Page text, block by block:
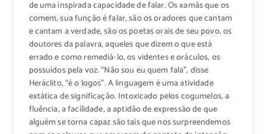
de uma inspirada capacidade de falar. Os xamãs que os
comem, sua função é falar, são os oradores que cantam
e cantam a verdade, são os poetas orais de seu povo, os
doutores da palavra, aqueles que dizem o que está
errado e como remediá-lo, os videntes e oráculos, os
possuídos pela voz. “Não sou eu quem fala”, disse
Heráclito, “é o logos”. A linguagem é uma atividade
extática de significação. Intoxicado pelos cogumelos, a
fluência, a facilidade, a aptidão de expressão de que
alguém se torna capaz são tais que nos surpreendemos